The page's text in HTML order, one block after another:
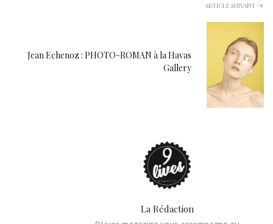
ARTICLE SUIVANT
Jean Echenoz : PHOTO-ROMAN à la Havas
Gallery
La Rédaction